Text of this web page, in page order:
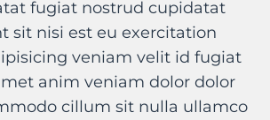
fugiat nostrud cupidatat
sit nisi est eu exercitation
veniam velit id fugiat
anim veniam dolor dolor
cillum sit nulla ullamco